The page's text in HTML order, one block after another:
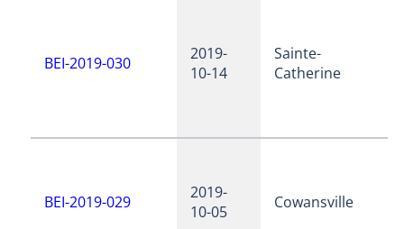
BEI-2019-030
2019-
10-14
Sainte-
Catherine
BEI-2019-029
2019-
10-05
Cowansville